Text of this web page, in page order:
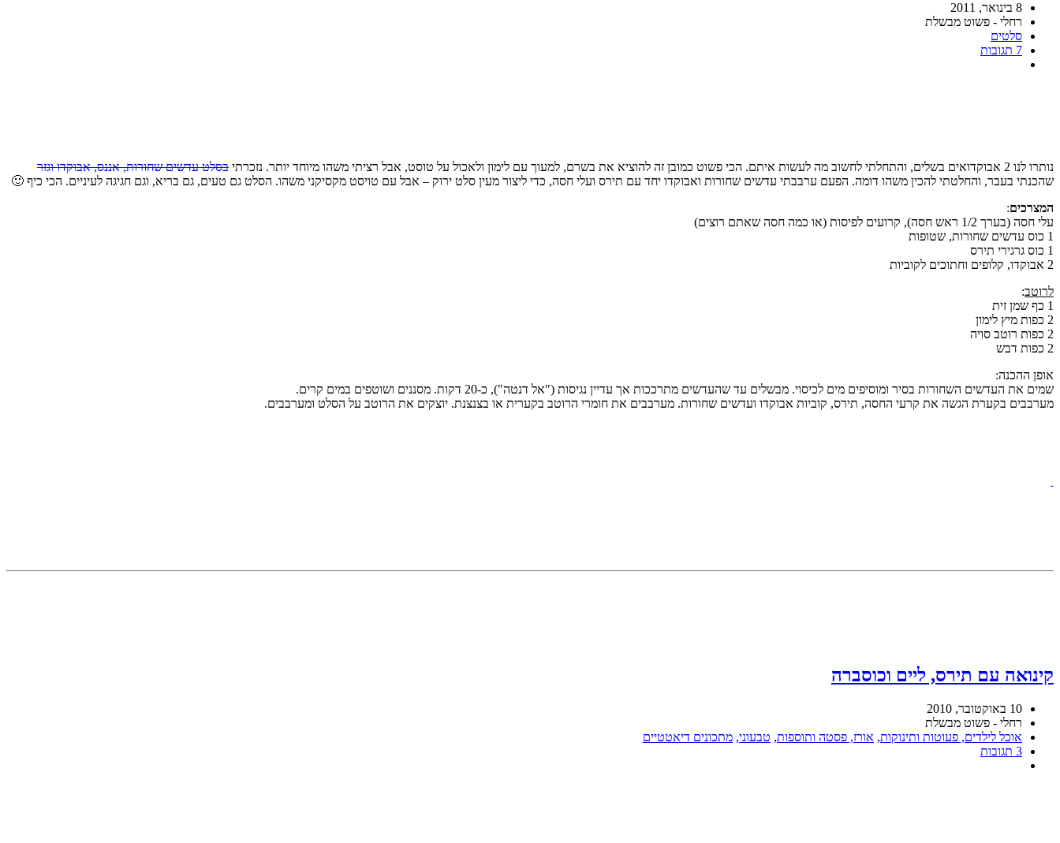
8 בינואר, 2011
רחלי - פשוט מבשלת
סלטים
7 תגובות
נותרו לנו 2 אבוקדואים בשלים, והתחלתי לחשוב מה לעשות איתם. הכי פשוט כמובן זה להוציא את בשרם, למעוך עם לימון ולאכול על טוסט, אבל רציתי משהו מיוחד יותר. נזכרתי
בסלט עדשים שחורות, אננס, אבוקדו וגזר
שהכנתי בעבר, והחלטתי להכין משהו דומה. הפעם ערבבתי עדשים שחורות ואבוקדו יחד עם תירס ועלי חסה, כדי ליצור מעין סלט ירוק – אבל עם טויסט מקסיקני משהו. הסלט גם טעים, גם בריא, וגם חגיגה לעיניים. הכי כיף 🙂
המצרכים:
עלי חסה (בערך 1/2 ראש חסה), קרועים לפיסות (או כמה חסה שאתם רוצים)
1 כוס עדשים שחורות, שטופות
1 כוס גרגירי תירס
2 אבוקדו, קלופים וחתוכים לקוביות
לרוטב:
1 כף שמן זית
2 כפות מיץ לימון
2 כפות רוטב סויה
2 כפות דבש
אופן ההכנה:
שמים את העדשים השחורות בסיר ומוסיפים מים לכיסוי. מבשלים עד שהעדשים מתרככות אך עדיין נגיסות ("אל דנטה"), כ-20 דקות. מסננים ושוטפים במים קרים.
מערבבים בקערת הגשה את קרעי החסה, תירס, קוביות אבוקדו ועדשים שחורות. מערבבים את חומרי הרוטב בקערית או בצנצנת. יוצקים את הרוטב על הסלט ומערבבים.
קינואה עם תירס, ליים וכוסברה
10 באוקטובר, 2010
רחלי - פשוט מבשלת
אוכל לילדים, פעוטות ותינוקות, אורז, פסטה ותוספות, טבעוני, מתכונים דיאטטיים
3 תגובות